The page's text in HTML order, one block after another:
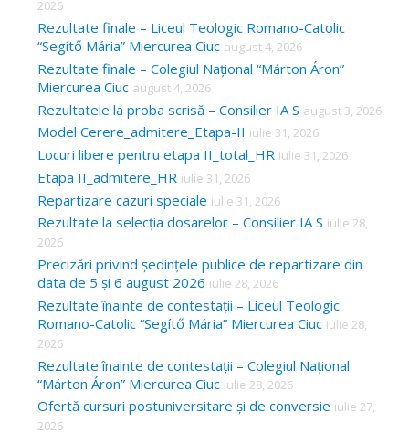
2026
Rezultate finale – Liceul Teologic Romano-Catolic
“Segítő Mária” Miercurea Ciuc august 4, 2026
Rezultate finale – Colegiul Național “Márton Áron”
Miercurea Ciuc august 4, 2026
Rezultatele la proba scrisă – Consilier IA S august 3, 2026
Model Cerere_admitere_Etapa-II iulie 31, 2026
Locuri libere pentru etapa II_total_HR iulie 31, 2026
Etapa II_admitere_HR iulie 31, 2026
Repartizare cazuri speciale iulie 31, 2026
Rezultate la selecția dosarelor – Consilier IA S iulie 28,
2026
Precizări privind ședințele publice de repartizare din
data de 5 și 6 august 2026 iulie 28, 2026
Rezultate înainte de contestații – Liceul Teologic
Romano-Catolic “Segítő Mária” Miercurea Ciuc iulie 28,
2026
Rezultate înainte de contestații – Colegiul Național
“Márton Áron” Miercurea Ciuc iulie 28, 2026
Ofertă cursuri postuniversitare și de conversie iulie 27,
2026